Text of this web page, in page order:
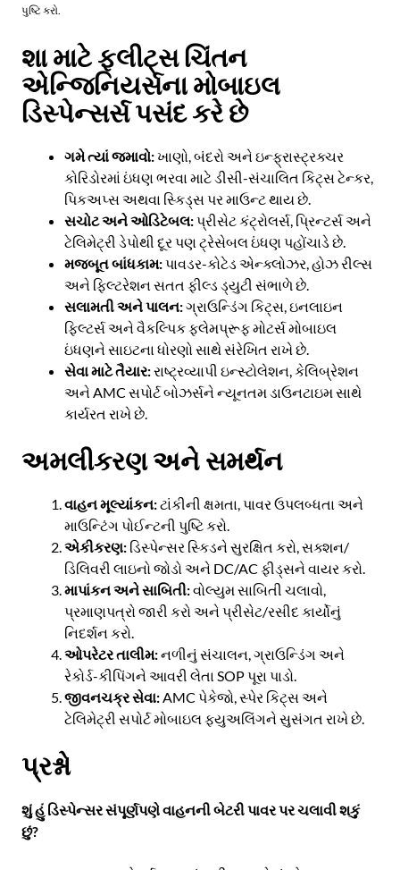
પુષ્ટિ કરો.
શા માટે ફ્લીટ્સ ચિંતન
એન્જિનિયર્સના મોબાઇલ
ડિસ્પેન્સર્સ પસંદ કરે છે
ગમે ત્યાં જમાવો:ખાણો, બંદરો અને ઇન્ફ્રાસ્ટ્રક્ચર
કોરિડોરમાં ઇંધણ ભરવા માટે ડીસી-સંચાલિત કિટ્સ ટેન્કર,
પિકઅપ્સ અથવા સ્કિડ્સ પર માઉન્ટ થાય છે.
સચોટ અને ઓડિટેબલ:પ્રીસેટ કંટ્રોલર્સ, પ્રિન્ટર્સ અને
ટેલિમેટ્રી ડેપોથી દૂર પણ ટ્રેસેબલ ઇંધણ પહોંચાડે છે.
મજબૂત બાંધકામ:પાવડર-કોટેડ એન્ક્લોઝર, હોઝ રીલ્સ
અને ફિલ્ટરેશન સતત ફીલ્ડ ડ્યુટી સંભાળે છે.
સલામતી અને પાલન:ગ્રાઉન્ડિંગ કિટ્સ, ઇનલાઇન
ફિલ્ટર્સ અને વૈકલ્પિક ફ્લેમપ્રૂફ મોટર્સ મોબાઇલ
ઇંધણને સાઇટના ધોરણો સાથે સંરેખિત રાખે છે.
સેવા માટે તૈયાર:રાષ્ટ્રવ્યાપી ઇન્સ્ટોલેશન, કેલિબ્રેશન
અને AMC સપોર્ટ બોઝર્સને ન્યૂનતમ ડાઉનટાઇમ સાથે
કાર્યરત રાખે છે.
અમલીકરણ અને સમર્થન
વાહન મૂલ્યાંકન:ટાંકીની ક્ષમતા, પાવર ઉપલબ્ધતા અને
માઉન્ટિંગ પોઈન્ટની પુષ્ટિ કરો.
એકીકરણ: ડિસ્પેન્સર સ્કિડને સુરક્ષિત કરો, સક્શન/
ડિલિવરી લાઇનો જોડો અને DC/AC ફીડ્સને વાયર કરો.
માપાંકન અને સાબિતી:વોલ્યુમ સાબિતી ચલાવો,
પ્રમાણપત્રો જારી કરો અને પ્રીસેટ/રસીદ કાર્યોનું
નિદર્શન કરો.
ઓપરેટર તાલીમ:નળીનું સંચાલન, ગ્રાઉન્ડિંગ અને
રેકોર્ડ-કીપિંગને આવરી લેતા SOP પૂરા પાડો.
જીવનચક્ર સેવા:AMC પેકેજો, સ્પેર કિટ્સ અને
ટેલિમેટ્રી સપોર્ટ મોબાઇલ ફ્યુઅલિંગને સુસંગત રાખે છે.
પ્રશ્નો
શું હું ડિસ્પેન્સર સંપૂર્ણપણે વાહનની બેટરી પાવર પર ચલાવી શકું
છું?